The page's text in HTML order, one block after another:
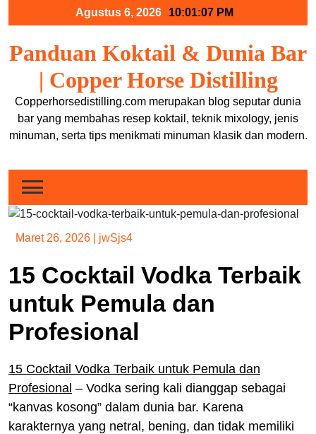
Agustus 6, 2026 10:01:07 PM
Panduan Koktail & Dunia Bar
| Copper Horse Distilling
Copperhorsedistilling.com merupakan blog seputar dunia
bar yang membahas resep koktail, teknik mixology, jenis
minuman, serta tips menikmati minuman klasik dan modern.
Maret 26, 2026 jwSjs4
15 Cocktail Vodka Terbaik
untuk Pemula dan
Profesional
15 Cocktail Vodka Terbaik untuk Pemula dan
Profesional – Vodka sering kali dianggap sebagai
“kanvas kosong” dalam dunia bar. Karena
karakternya yang netral, bening, dan tidak memiliki